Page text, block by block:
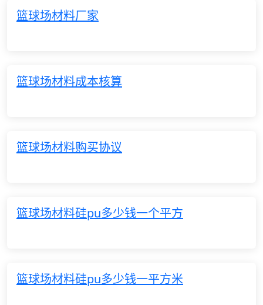
篮球场材料厂家
篮球场材料成本核算
篮球场材料购买协议
篮球场材料硅pu多少钱一个平方
篮球场材料硅pu多少钱一平方米